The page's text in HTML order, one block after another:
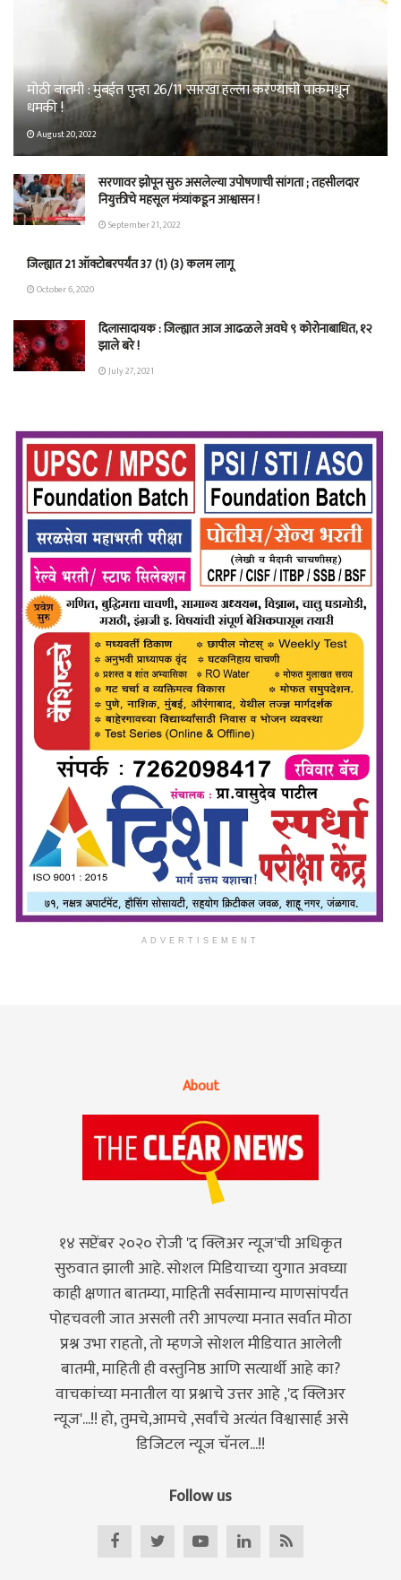
मोठी बातमी : मुंबईत पुन्हा 26/11 सारखा हल्ला करण्याची पाकमधून
धमकी !
August 20, 2022
सरणावर झोपून सुरु असलेल्या उपोषणाची सांगता ; तहसीलदार
नियुक्तीचे महसूल मंत्र्यांकडून आश्वासन !
September 21, 2022
जिल्ह्यात 21 ऑक्टोबरपर्यंत 37 (1) (3) कलम लागू
October 6, 2020
दिलासादायक : जिल्ह्यात आज आढळले अवघे ९ कोरोनाबाधित, १२
झाले बरे !
July 27, 2021
ADVERTISEMENT
About
१४ सप्टेंबर २०२० रोजी 'द क्लिअर न्यूज'ची अधिकृत
सुरुवात झाली आहे. सोशल मिडियाच्या युगात अवघ्या
काही क्षणात बातम्या, माहिती सर्वसामान्य माणसांपर्यंत
पोहचवली जात असली तरी आपल्या मनात सर्वात मोठा
प्रश्न उभा राहतो, तो म्हणजे सोशल मीडियात आलेली
बातमी, माहिती ही वस्तुनिष्ठ आणि सत्यार्थी आहे का?
वाचकांच्या मनातील या प्रश्नाचे उत्तर आहे ,'द क्लिअर
न्यूज'...!! हो, तुमचे,आमचे ,सर्वांचे अत्यंत विश्वासार्ह असे
डिजिटल न्यूज चॅनल...!!
Follow us